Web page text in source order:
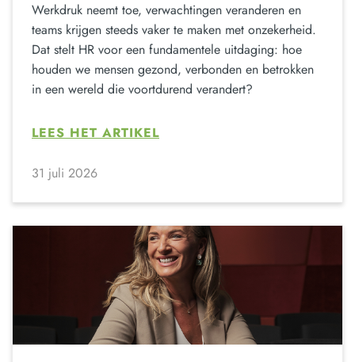
Werkdruk neemt toe, verwachtingen veranderen en
teams krijgen steeds vaker te maken met onzekerheid.
Dat stelt HR voor een fundamentele uitdaging: hoe
houden we mensen gezond, verbonden en betrokken
in een wereld die voortdurend verandert?
LEES HET ARTIKEL
31 juli 2026